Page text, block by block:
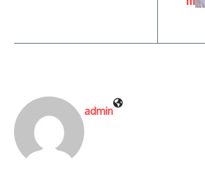
admin